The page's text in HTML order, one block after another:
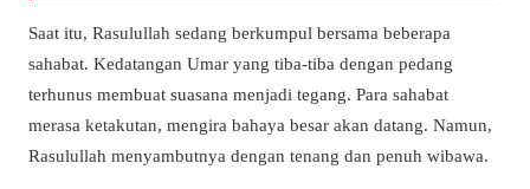
Saat itu, Rasulullah sedang berkumpul bersama beberapa
sahabat. Kedatangan Umar yang tiba-tiba dengan pedang
terhunus membuat suasana menjadi tegang. Para sahabat
merasa ketakutan, mengira bahaya besar akan datang. Namun,
Rasulullah menyambutnya dengan tenang dan penuh wibawa.